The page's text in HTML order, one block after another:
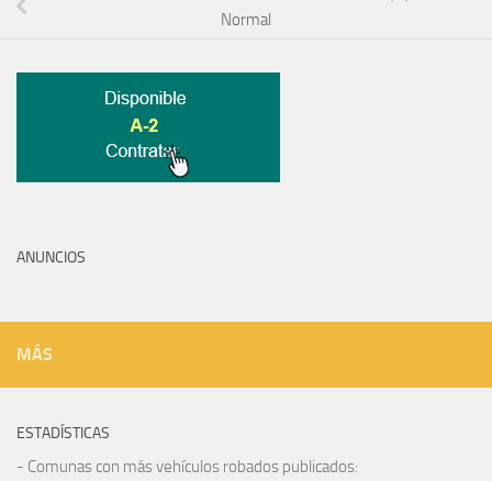
Normal
ANUNCIOS
MÁS
ESTADÍSTICAS
- Comunas con más vehículos robados publicados: